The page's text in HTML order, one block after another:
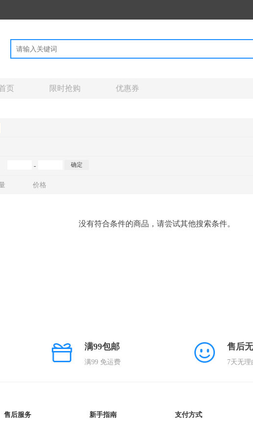
页 限时抢购 优惠券
-
价格
没有符合条件的商品，请尝试其他搜索条件。
满99包邮
满99 免运费
售后
7天无理
售后服务 新手指南 支付方式